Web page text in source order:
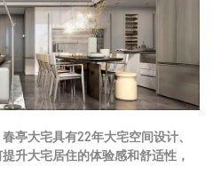
春亭大宅具有22年大宅空间设计、
升大宅居住的体验感和舒适性，